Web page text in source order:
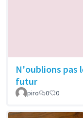
N'oublions pas
futur
piro 0 0